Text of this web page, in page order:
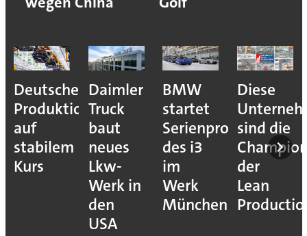
Deutsche
Produktion
auf
stabilem
Kurs
Daimler
Truck
baut
neues
Lkw-
Werk in
den
USA
BMW
startet
Serienproduktion
des i3
im
Werk
München
Diese
sind die
der
Lean